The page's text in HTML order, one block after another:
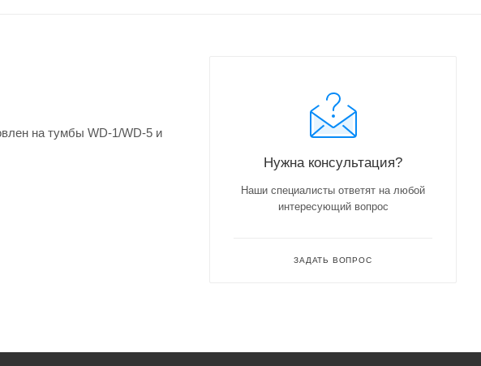
на тумбы WD-1/WD-5 и
Нужна консультация?
Наши специалисты ответят на любой
интересующий вопрос
ЗАДАТЬ ВОПРОС